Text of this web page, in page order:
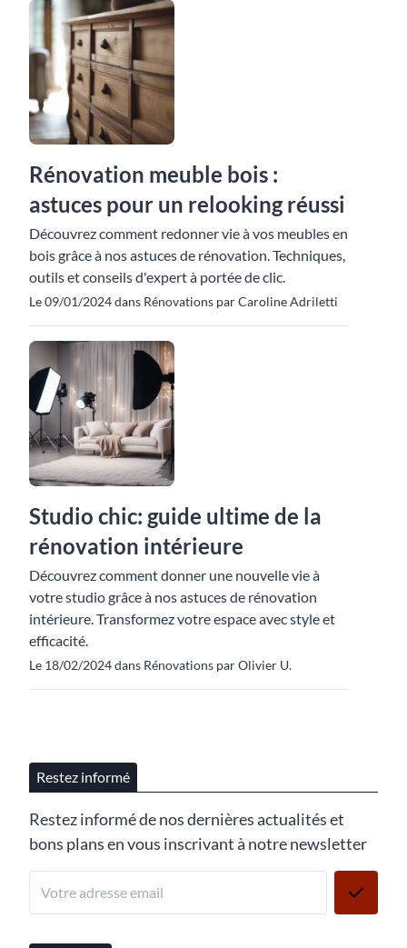
Rénovation meuble bois :
astuces pour un relooking réussi
Découvrez comment redonner vie à vos meubles en
bois grâce à nos astuces de rénovation. Techniques,
outils et conseils d'expert à portée de clic.
Le 09/01/2024 dans Rénovations par Caroline Adriletti
Studio chic: guide ultime de la
rénovation intérieure
Découvrez comment donner une nouvelle vie à
votre studio grâce à nos astuces de rénovation
intérieure. Transformez votre espace avec style et
efficacité.
Le 18/02/2024 dans Rénovations par Olivier U.
Restez informé
Restez informé de nos dernières actualités et
bons plans en vous inscrivant à notre newsletter